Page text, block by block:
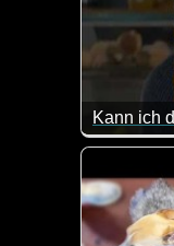
Kann ich
Da wird